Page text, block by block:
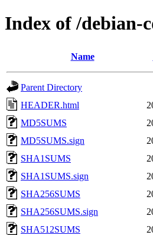
Index of /debian-
Name
Parent Directory
HEADER.html
MD5SUMS
MD5SUMS.sign
SHA1SUMS
SHA1SUMS.sign
SHA256SUMS
SHA256SUMS.sign
SHA512SUMS